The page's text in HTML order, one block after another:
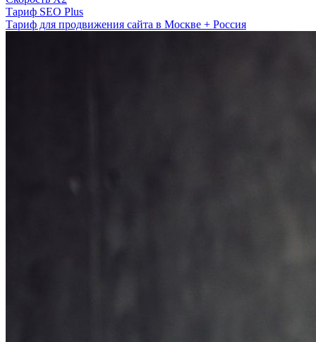
Тариф SEO Plus
Тариф для продвижения сайта в Москве + Россия